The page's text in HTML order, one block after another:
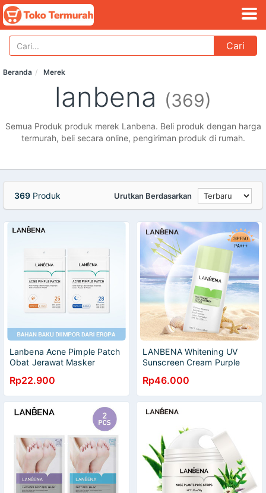
Cari
Beranda Merek
lanbena (369)
Semua Produk produk merek Lanbena. Beli produk dengan harga
termurah, beli secara online, pengiriman produk di rumah.
369 Produk Urutkan Berdasarkan
Lanbena Acne Pimple Patch
Obat Jerawat Masker
Stickers Invisble Stiker
Perawatan Jerawat Oil
Control
Rp22.900
LANBENA Whitening UV
Sunscreen Cream Purple
Mencerahkan Body Sun
Protection Perawatan
Kulit(40 ml)
Rp46.000